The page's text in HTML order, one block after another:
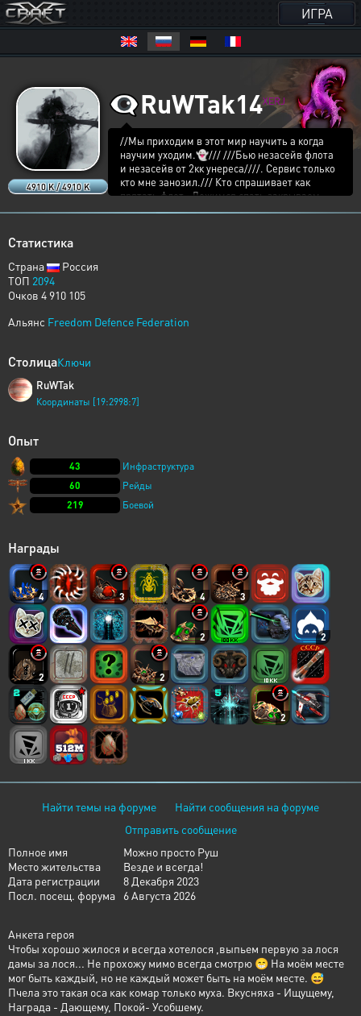
ИГРА
4910 K / 4910 K
👁️‍🗨️RuWTak14XERJ
//Мы приходим в этот мир научить а когда
научим уходим.👻/// ///Бью незасейв флота
и незасейв от 2кк унереса////. Сервис только
кто мне занозил./// Кто спрашивает как
прятать флот : Ложимся спать закрываем
глаза, просыпаемся открываем глаза флота
Статистика
Страна
Россия
ТОП 2094
Очков 4 910 105
Альянс Freedom Defence Federation
СтолицаКлючи
RuWTak
Координаты [19:2998:7]
Опыт
43
Инфраструктура
60
Рейды
219
Боевой
Награды
4 3 4 3
2 2
2 2
2
Найти темы на форуме
Найти сообщения на форуме
Отправить сообщение
Полное имя
Можно просто Руш
Место жительства
Везде и всегда!
Дата регистрации
8 Декабря 2023
Посл. посещ. форума
6 Августа 2026
Анкета героя
Чтобы хорошо жилося и всегда хотелося ,выпьем первую за лося
дамы за лося... Не прохожу мимо всегда смотрю 😁 На моëм месте
мог быть каждый, но не каждый может быть на моëм месте. 😅
Пчела это такая оса как комар только муха. Вкусняха - Ищущему,
Награда - Дающему, Покой- Усобшему.